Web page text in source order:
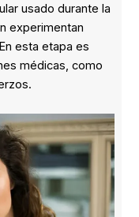
usado durante la
experimentan
esta etapa es
médicas, como